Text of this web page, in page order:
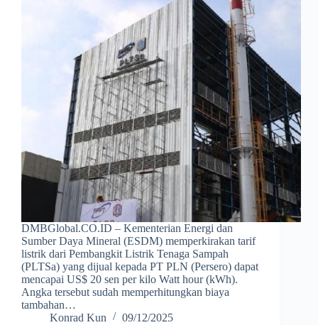
DMBGlobal.CO.ID – Kementerian Energi dan
Sumber Daya Mineral (ESDM) memperkirakan tarif
listrik dari Pembangkit Listrik Tenaga Sampah
(PLTSa) yang dijual kepada PT PLN (Persero) dapat
mencapai US$ 20 sen per kilo Watt hour (kWh).
Angka tersebut sudah memperhitungkan biaya
tambahan…
Konrad Kun
09/12/2025